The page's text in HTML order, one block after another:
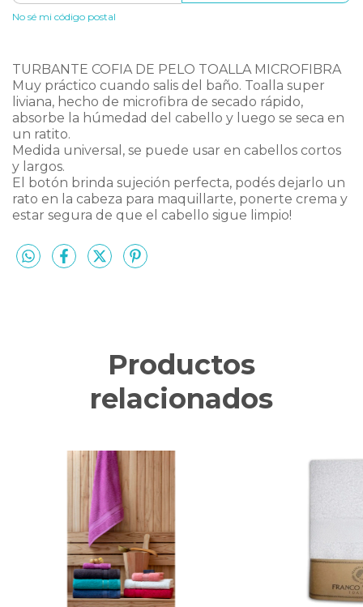
No sé mi código postal
TURBANTE COFIA DE PELO TOALLA MICROFIBRA
Muy práctico cuando salis del baño. Toalla super
liviana, hecho de microfibra de secado rápido,
absorbe la húmedad del cabello y luego se seca en
un ratito.
Medida universal, se puede usar en cabellos cortos
y largos.
El botón brinda sujeción perfecta, podés dejarlo un
rato en la cabeza para maquillarte, ponerte crema y
estar segura de que el cabello sigue limpio!
Productos
relacionados